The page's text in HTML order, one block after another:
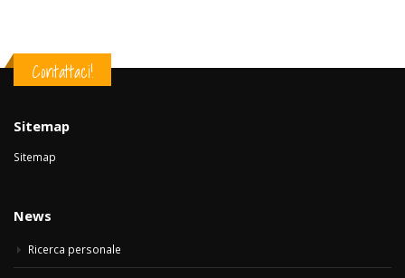
Contattaci!
Sitemap
Sitemap
News
Ricerca personale